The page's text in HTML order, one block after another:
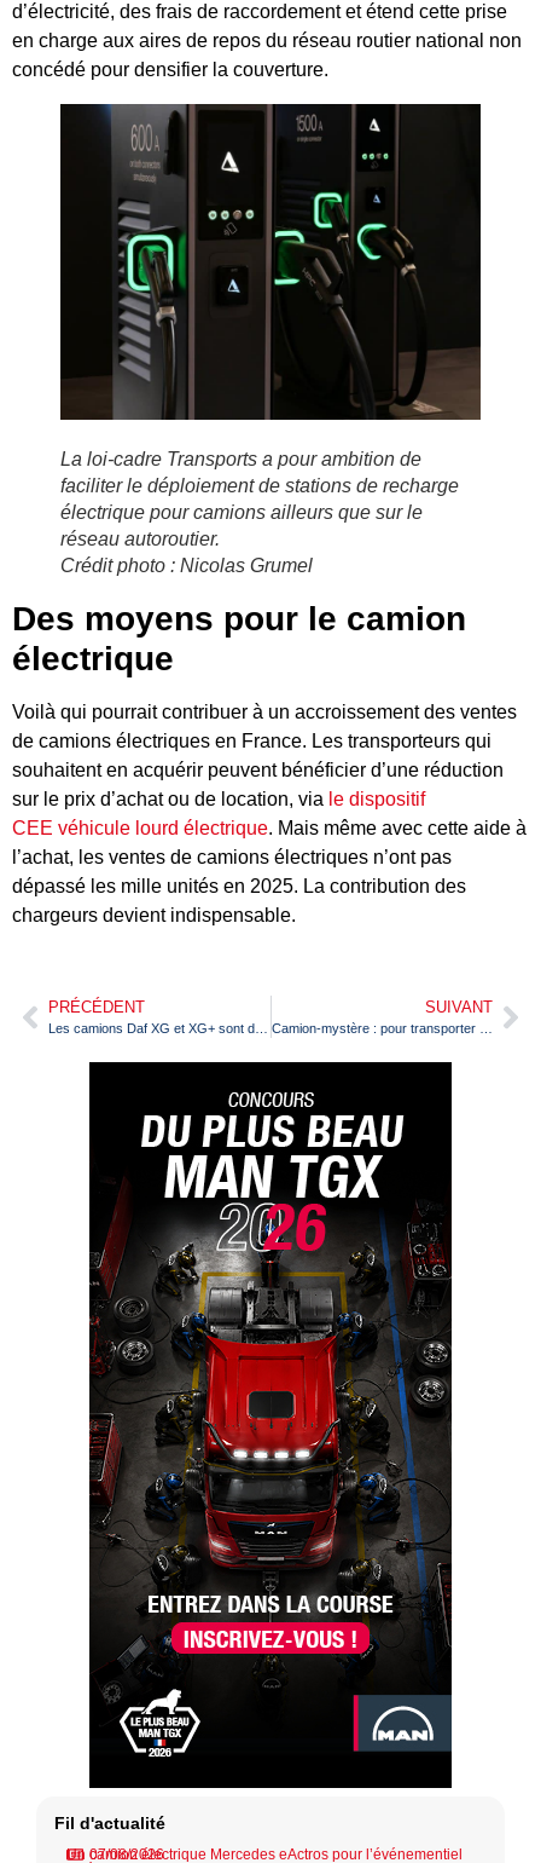
d’électricité, des frais de raccordement et étend cette prise
en charge aux aires de repos du réseau routier national non
concédé pour densifier la couverture.
La loi-cadre Transports a pour ambition de
faciliter le déploiement de stations de recharge
électrique pour camions ailleurs que sur le
réseau autoroutier.
Crédit photo : Nicolas Grumel
Des moyens pour le camion
électrique
Voilà qui pourrait contribuer à un accroissement des ventes
de camions électriques en France. Les transporteurs qui
souhaitent en acquérir peuvent bénéficier d’une réduction
sur le prix d’achat ou de location, via le dispositif
CEE véhicule lourd électrique. Mais même avec cette aide à
l’achat, les ventes de camions électriques n’ont pas
dépassé les mille unités en 2025. La contribution des
chargeurs devient indispensable.
PRÉCÉDENT SUIVANT
Fil d'actualité
07/08/2026
Un camion électrique Mercedes eActros pour l’événementiel